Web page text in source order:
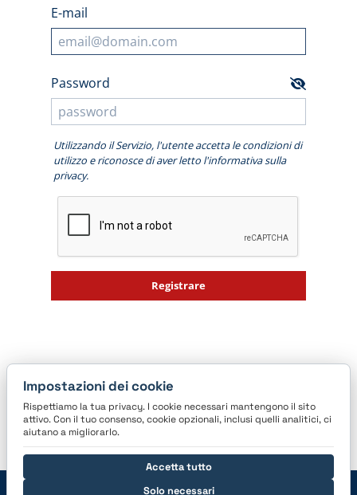
E-mail
Password
Utilizzando il Servizio, l'utente accetta lecondizioni di
utilizzo e riconosce di aver letto l'informativa sulla
privacy.
Registrare
Impostazioni dei cookie
Rispettiamo la tua privacy. I cookie necessari mantengono il sito
attivo. Con il tuo consenso, cookie opzionali, inclusi quelli analitici, ci
aiutano a migliorarlo.
Solo necessari
Accetta tutto